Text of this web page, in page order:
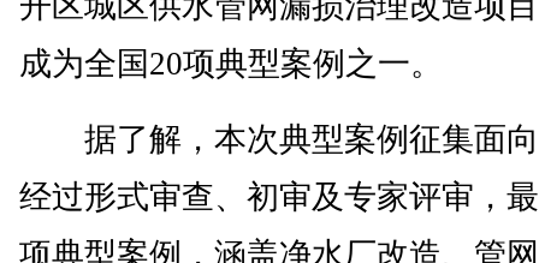
成为全国20项典型案例之一。
据了解，本次典型案例征集面向
经过形式审查、初审及专家评审，
项典型案例，涵盖净水厂改造、管